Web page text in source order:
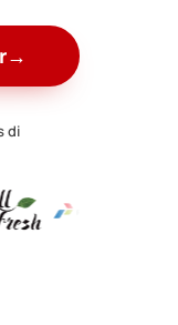
→
di